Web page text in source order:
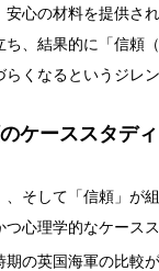
安心の材料を提供さ
ち、結果的に「信頼
くなるというジレン
ケーススタデ
、そして「信頼」が
つ心理学的なケース
期の英国海軍の比較